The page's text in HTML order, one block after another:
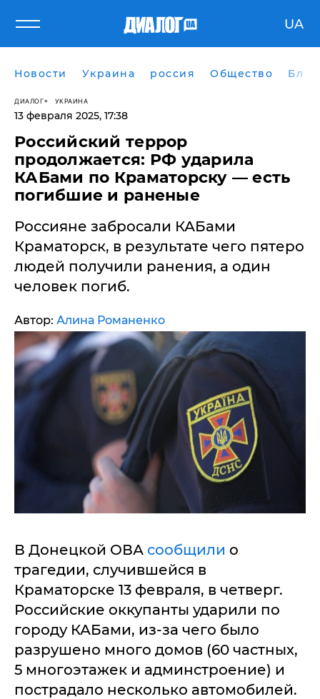
UA
Новости Украина россия Общество
ДИАЛОГ УКРАИНА
13 февраля 2025, 17:38
Российский террор
продолжается: РФ ударила
КАБами по Краматорску — есть
погибшие и раненые
Россияне забросали КАБами
Краматорск, в результате чего пятеро
людей получили ранения, а один
человек погиб.
Автор: Алина Романенко
В Донецкой ОВА сообщили о
трагедии, случившейся в
Краматорске 13 февраля, в четверг.
Российские оккупанты ударили по
городу КАБами, из-за чего было
разрушено много домов (60 частных,
5 многоэтажек и админстроение) и
пострадало несколько автомобилей.